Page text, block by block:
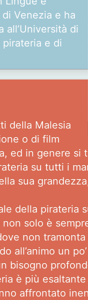
Venezia e ha
all’Università di
e di
della Malesia
o di film
ed in genere
su tutti i
sua
della pirateria
solo è
non
all’animo un
bisogno
è più
affrontato